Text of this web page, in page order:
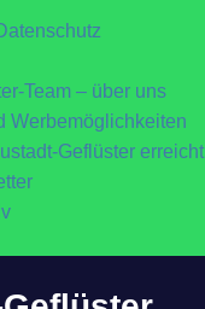
Team – über uns
Werbemöglichkeiten
Geflüster erreicht